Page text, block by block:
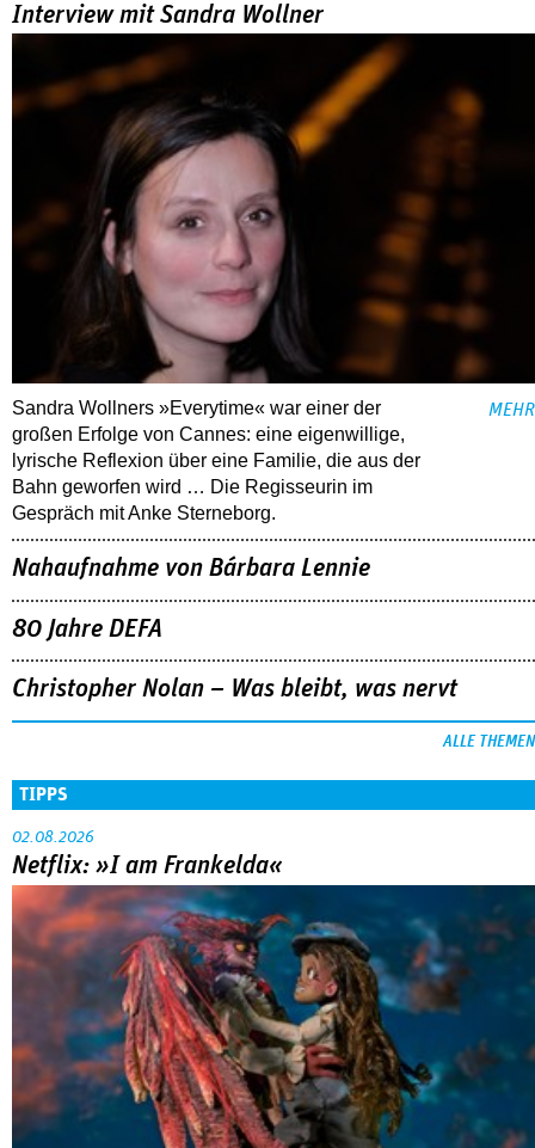
Interview mit Sandra Wollner
Sandra Wollners »Everytime« war einer der
großen Erfolge von Cannes: eine eigenwillige,
lyrische Reflexion über eine ­Familie, die aus der
Bahn geworfen wird … Die Regisseurin im
Gespräch mit Anke Sterneborg.
MEHR
Nahaufnahme von Bárbara Lennie
80 Jahre DEFA
Christopher Nolan – Was bleibt, was nervt
ALLE THEMEN
TIPPS
02.08.2026
Netflix: »I am Frankelda«